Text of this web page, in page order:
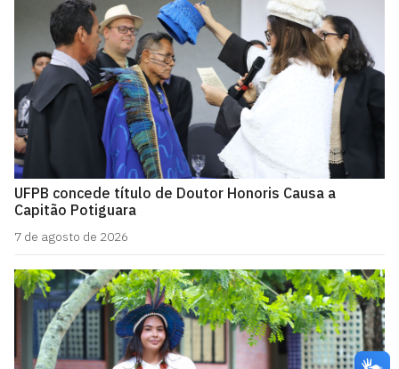
UFPB concede título de Doutor Honoris Causa a
Capitão Potiguara
7 de agosto de 2026